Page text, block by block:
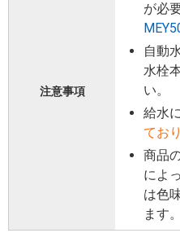
注意事項
が必
自動
水栓
い。
給水
てお
商品
によ
は色
ます。